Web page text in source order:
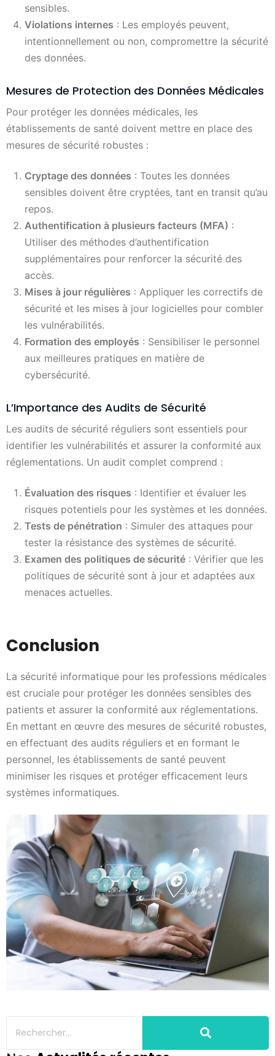
sensibles.
Violations internes : Les employés peuvent,
intentionnellement ou non, compromettre la sécurité
des données.
Mesures de Protection des Données Médicales
Pour protéger les données médicales, les
établissements de santé doivent mettre en place des
mesures de sécurité robustes :
Cryptage des données : Toutes les données
sensibles doivent être cryptées, tant en transit qu’au
repos.
Authentification à plusieurs facteurs (MFA) :
Utiliser des méthodes d’authentification
supplémentaires pour renforcer la sécurité des
accès.
Mises à jour régulières : Appliquer les correctifs de
sécurité et les mises à jour logicielles pour combler
les vulnérabilités.
Formation des employés : Sensibiliser le personnel
aux meilleures pratiques en matière de
cybersécurité.
L’Importance des Audits de Sécurité
Les audits de sécurité réguliers sont essentiels pour
identifier les vulnérabilités et assurer la conformité aux
réglementations. Un audit complet comprend :
Évaluation des risques : Identifier et évaluer les
risques potentiels pour les systèmes et les données.
Tests de pénétration : Simuler des attaques pour
tester la résistance des systèmes de sécurité.
Examen des politiques de sécurité : Vérifier que les
politiques de sécurité sont à jour et adaptées aux
menaces actuelles.
Conclusion
La sécurité informatique pour les professions médicales
est cruciale pour protéger les données sensibles des
patients et assurer la conformité aux réglementations.
En mettant en œuvre des mesures de sécurité robustes,
en effectuant des audits réguliers et en formant le
personnel, les établissements de santé peuvent
minimiser les risques et protéger efficacement leurs
systèmes informatiques.